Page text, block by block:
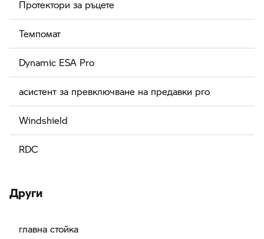
Протектори за ръцете
Темпомат
Dynamic ESA Pro
асистент за превключване на предавки pro
Windshield
RDC
Други
главна стойка